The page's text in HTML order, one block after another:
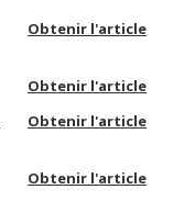
Obtenir l'article
Obtenir l'article
Obtenir l'article
Obtenir l'article